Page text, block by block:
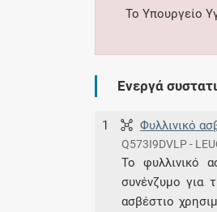
Το Υπουργείο
Ενεργά
1 Φυλλινικό
Q573I9DVLP -
Το φυλλινικό
συνένζυμο για
ασβέστιο